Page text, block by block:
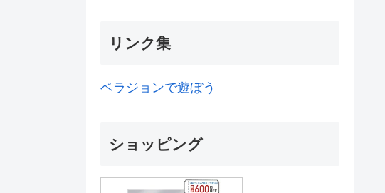
リンク集
ベラジョンで遊ぼう
ショッピング